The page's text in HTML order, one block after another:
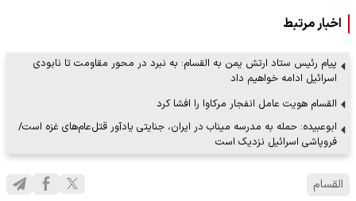
اخبار مرتبط
پیام رئیس ستاد ارتش یمن به القسام: به نبرد در محور مقاومت تا نابودی
اسرائیل ادامه خواهیم داد
القسام هویت عامل انفجار مرکاوا را افشا کرد
ابوعبیده: حمله به مدرسه میناب در ایران، جنایتی یادآور قتل‌عام‌های غزه است/
فروپاشی اسرائیل نزدیک است
القسام